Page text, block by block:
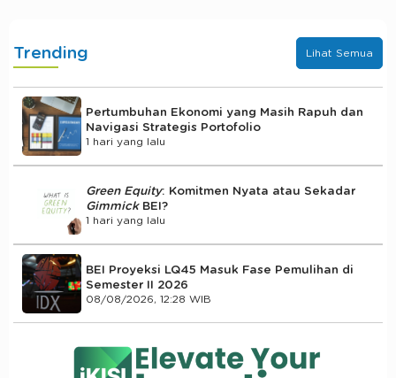
Trending Lihat Semua
Pertumbuhan Ekonomi yang Masih Rapuh dan
Navigasi Strategis Portofolio
1 hari yang lalu
Green Equity: Komitmen Nyata atau Sekadar
Gimmick BEI?
1 hari yang lalu
BEI Proyeksi LQ45 Masuk Fase Pemulihan di
Semester II 2026
08/08/2026, 12:28 WIB